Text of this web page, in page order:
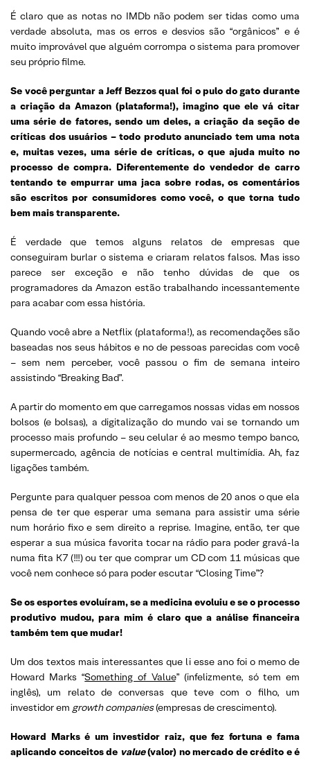
É claro que as notas no IMDb não podem ser tidas como uma
verdade absoluta, mas os erros e desvios são “orgânicos” e é
muito improvável que alguém corrompa o sistema para promover
seu próprio filme.
Se você perguntar a Jeff Bezzos qual foi o pulo do gato durante
a criação da Amazon (plataforma!), imagino que ele vá citar
uma série de fatores, sendo um deles, a criação da seção de
críticas dos usuários – todo produto anunciado tem uma nota
e, muitas vezes, uma série de críticas, o que ajuda muito no
processo de compra. Diferentemente do vendedor de carro
tentando te empurrar uma jaca sobre rodas, os comentários
são escritos por consumidores como você, o que torna tudo
bem mais transparente.
É verdade que temos alguns relatos de empresas que
conseguiram burlar o sistema e criaram relatos falsos. Mas isso
parece ser exceção e não tenho dúvidas de que os
programadores da Amazon estão trabalhando incessantemente
para acabar com essa história.
Quando você abre a Netflix (plataforma!), as recomendações são
baseadas nos seus hábitos e no de pessoas parecidas com você
– sem nem perceber, você passou o fim de semana inteiro
assistindo “Breaking Bad”.
A partir do momento em que carregamos nossas vidas em nossos
bolsos (e bolsas), a digitalização do mundo vai se tornando um
processo mais profundo – seu celular é ao mesmo tempo banco,
supermercado, agência de notícias e central multimídia. Ah, faz
ligações também.
Pergunte para qualquer pessoa com menos de 20 anos o que ela
pensa de ter que esperar uma semana para assistir uma série
num horário fixo e sem direito a reprise. Imagine, então, ter que
esperar a sua música favorita tocar na rádio para poder gravá-la
numa fita K7 (!!!) ou ter que comprar um CD com 11 músicas que
você nem conhece só para poder escutar “Closing Time”?
Se os esportes evoluíram, se a medicina evoluiu e se o processo
produtivo mudou, para mim é claro que a análise financeira
também tem que mudar!
Um dos textos mais interessantes que li esse ano foi o memo de
Howard Marks “Something of Value” (infelizmente, só tem em
inglês), um relato de conversas que teve com o filho, um
investidor em growth companies(empresas de crescimento).
Howard Marks é um investidor raiz, que fez fortuna e fama
aplicando conceitos de value(valor) no mercado de crédito e é